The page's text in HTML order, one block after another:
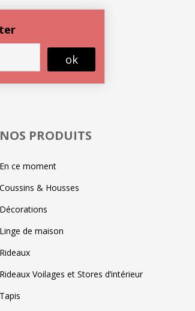
ok
NOS PRODUITS
En ce moment
Coussins & Housses
Décorations
Linge de maison
Rideaux
Rideaux Voilages et Stores d’intérieur
Tapis